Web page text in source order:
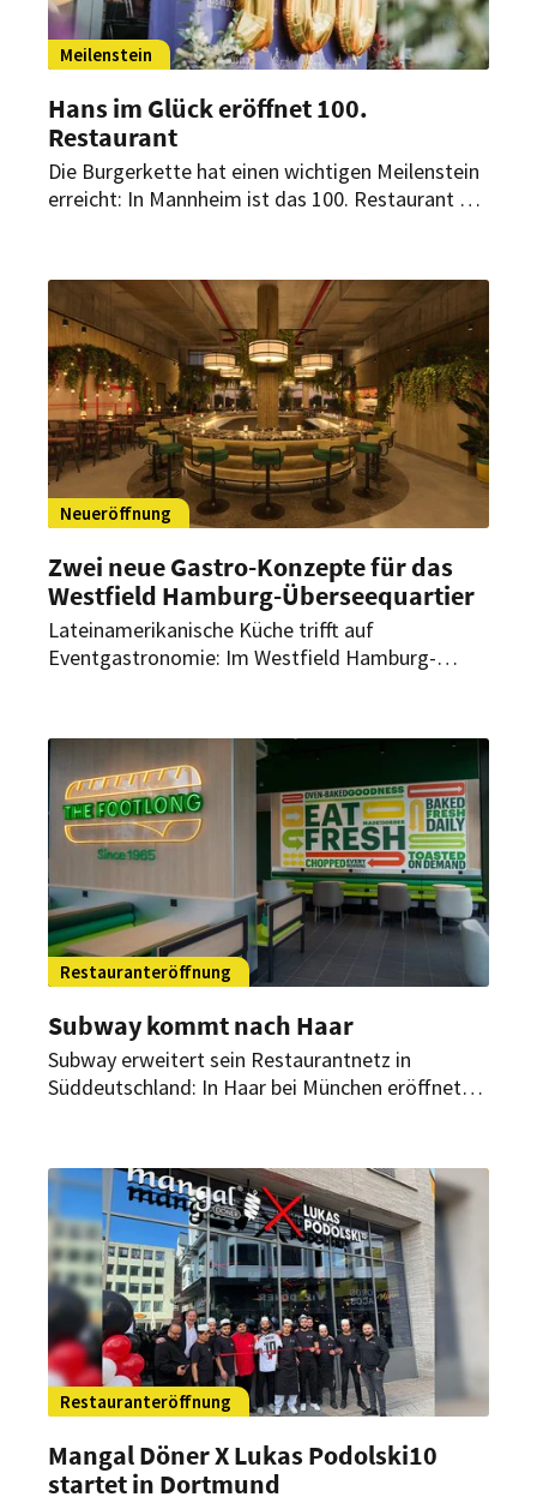
Meilenstein
Hans im Glück eröffnet 100.
Restaurant
Die Burgerkette hat einen wichtigen Meilenstein
erreicht: In Mannheim ist das 100. Restaurant an
internationale Restaurantkette mit Standorten
in vier Ländern.
Neueröffnung
Zwei neue Gastro-Konzepte für das
Westfield Hamburg-Überseequartier
Lateinamerikanische Küche trifft auf
Eventgastronomie: Im Westfield Hamburg-
Umsetzung stehen nun fest.
Restauranteröffnung
Subway kommt nach Haar
Subway erweitert sein Restaurantnetz in
Süddeutschland: In Haar bei München eröffnet
Restauranteröffnung
Mangal Döner X Lukas Podolski10
startet in Dortmund